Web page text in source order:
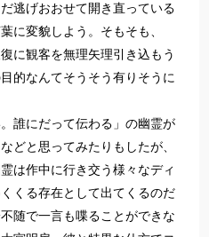
逃げおおせて開き直っている
に変貌しよう。そもそも、
に観客を無理矢理引き込もう
的なんてそうそう有りそうに
誰にだって伝わる」の幽霊が
どと思ってみたりもしたが、
は作中に行き交う様々なディ
くる存在として出てくるのだ
随で一言も喋ることができな